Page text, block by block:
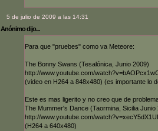
5 de julio de 2009 a las 14:31
Anónimo dijo...
Para que "pruebes" como va Meteore:
The Bonny Swans (Tesalónica, Junio 2009)
http://www.youtube.com/
(video en H264 a 848x480) (es importante lo
Este es mas ligerito y no creo que de
The Mummer's Dance (Taormina, Sicilia Junio
http://www.youtube.com/
(H264 a 640x480)